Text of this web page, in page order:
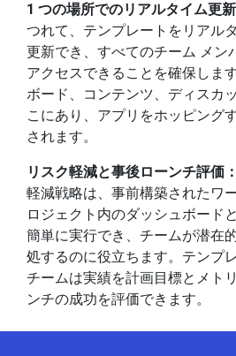
1 つの場所でのリアルタイム更新
つれて、テンプレートをリアル
更新でき、すべてのチーム メン
アクセスできることを確保しま
ボード、コンテンツ、ディスカ
こにあり、アプリをホッピング
されます。
リスク軽減と事後ローンチ評価：
軽減戦略は、事前構築されたワ
ロジェクト内のダッシュボード
簡単に実行でき、チームが潜在
処するのに役立ちます。テンプ
チームは実績を計画目標とメト
ンチの成功を評価できます。